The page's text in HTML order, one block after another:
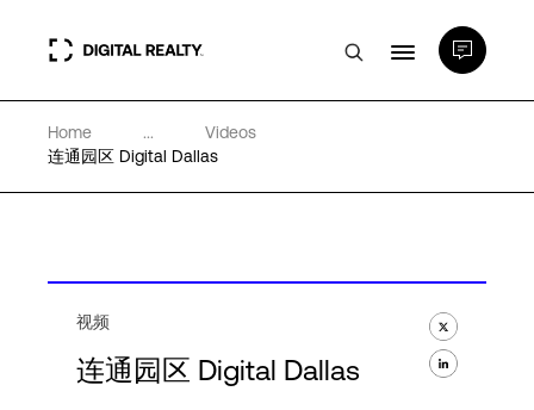
数据中心
专业知识和资源
Home ...
Videos
连通园区 Digital Dallas
视频
连通园区 Digital Dallas